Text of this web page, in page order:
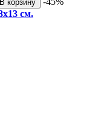
В корзину
см.